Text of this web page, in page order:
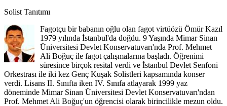
Solist Tanıtımı
Fagotçu bir babanın oğlu olan fagot virtüözü Ömür Kazıl
1979 yılında İstanbul'da doğdu. 9 Yaşında Mimar Sinan
Üniversitesi Devlet Konservatuvarı'nda Prof. Mehmet
Ali Boğuç ile fagot çalışmalarına başladı. Öğrenimi
süresince birçok resital verdi ve İstanbul Devlet Senfoni
Orkestrası ile iki kez Genç Kuşak Solistleri kapsamında konser
verdi. Lisans II. Sınıfta iken IV. Sınıfa atlayarak 1999 yaz
döneminde Mimar Sinan Üniversitesi Devlet Konservatuvarı'ndan
Prof. Mehmet Ali Boğuç'un öğrencisi olarak birincilikle mezun oldu.